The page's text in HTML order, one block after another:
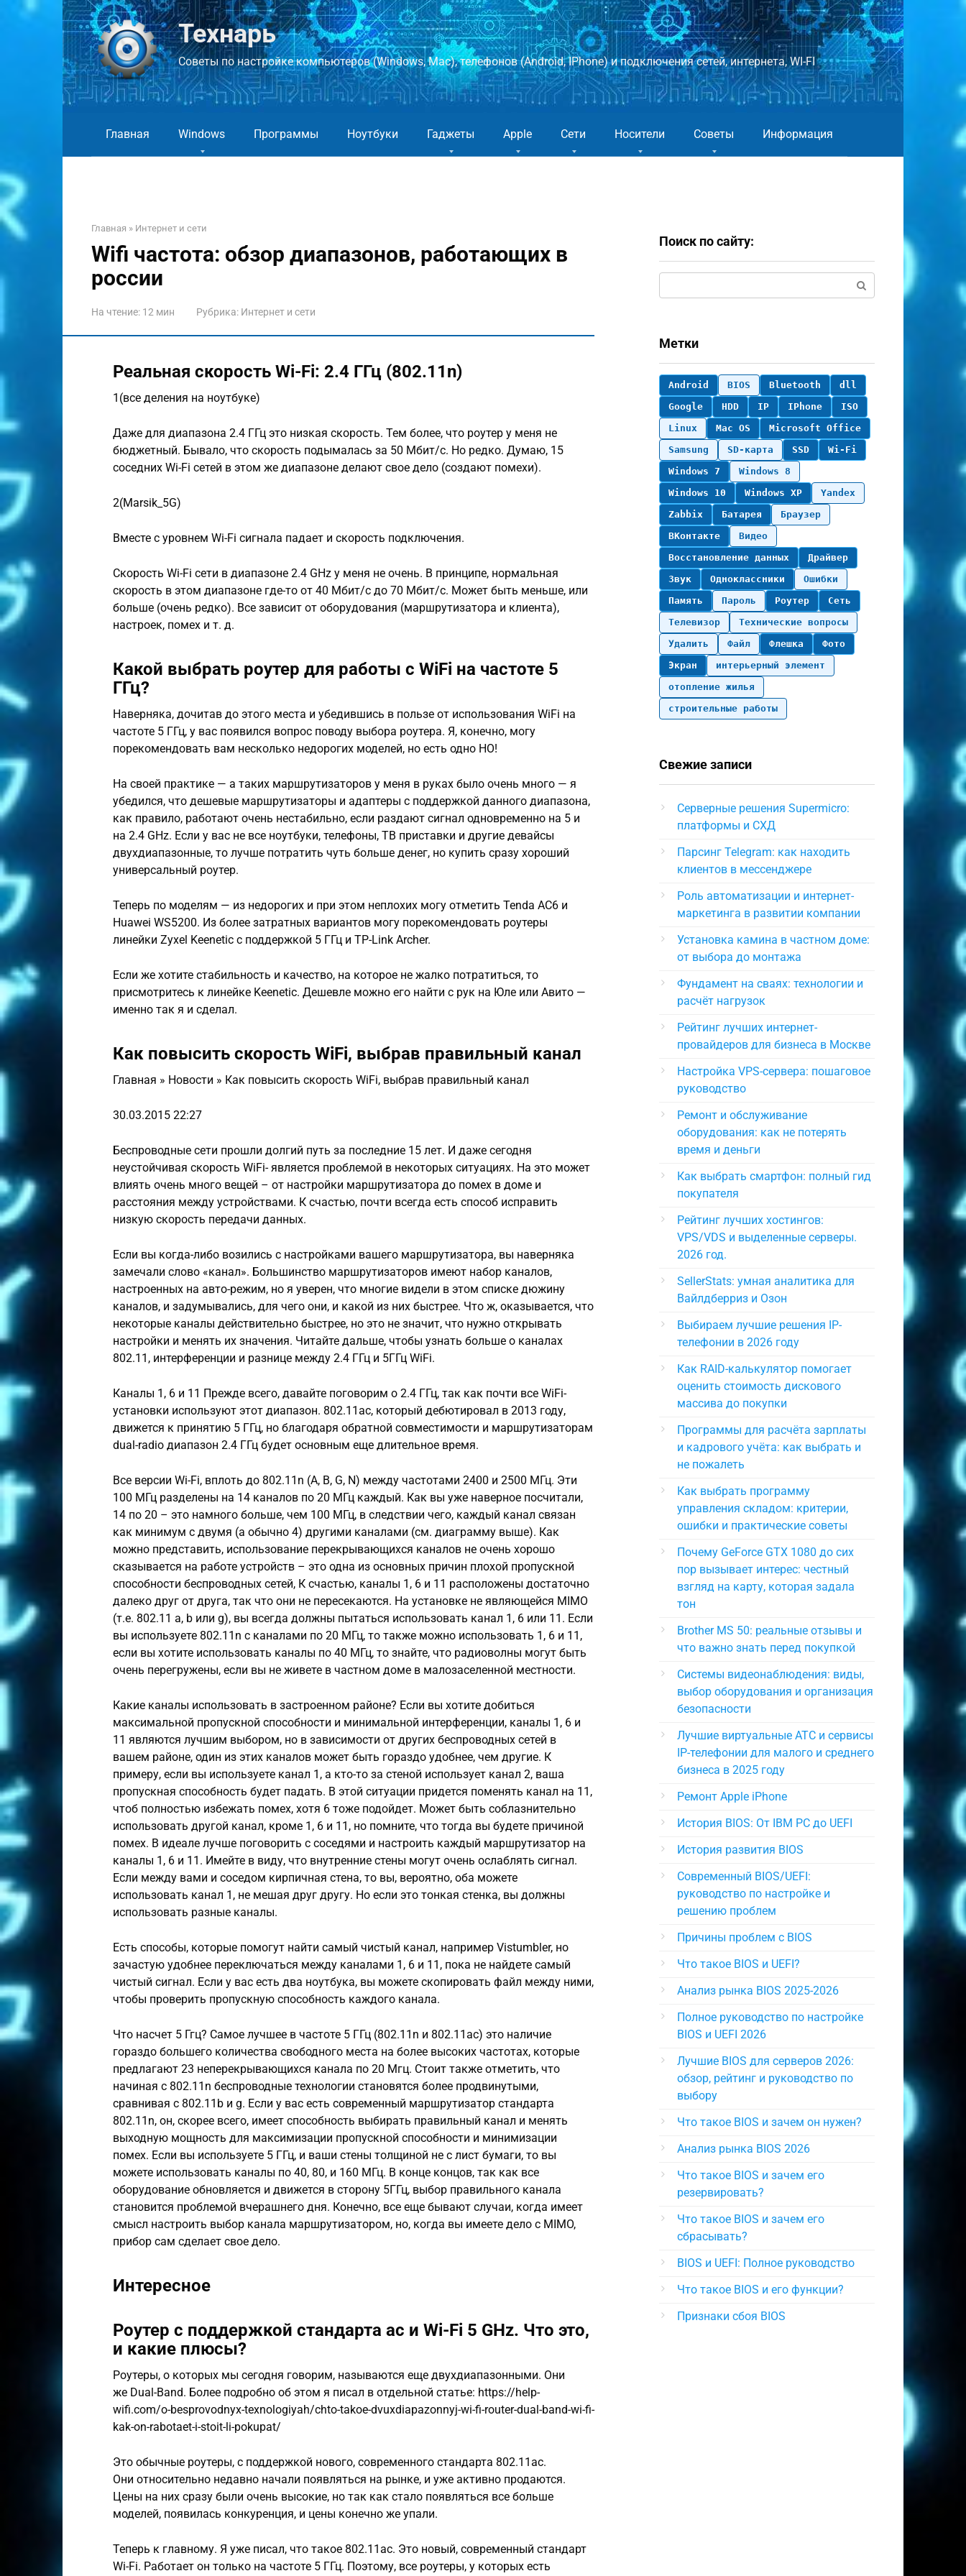
Перейти
Технарь
Советы по настройке компьютеров (Windows, Mac), телефонов (Android, IPhone) и подключения сетей, интернета, WI-FI
Главная Windows Программы Ноутбуки Гаджеты Apple Сети Носители Советы Информация
Главная » Интернет и сети
Wifi частота: обзор диапазонов, работающих в
россии
На чтение: 12 мин Рубрика: Интернет и сети
Реальная скорость Wi-Fi: 2.4 ГГц (802.11n)
1(все деления на ноутбуке)
Даже для диапазона 2.4 ГГц это низкая скорость. Тем более, что роутер у меня не
бюджетный. Бывало, что скорость подымалась за 50 Мбит/с. Но редко. Думаю, 15
соседних Wi-Fi сетей в этом же диапазоне делают свое дело (создают помехи).
2(Marsik_5G)
Вместе с уровнем Wi-Fi сигнала падает и скорость подключения.
Скорость Wi-Fi сети в диапазоне 2.4 GHz у меня не очень. В принципе, нормальная
скорость в этом диапазоне где-то от 40 Мбит/с до 70 Мбит/с. Может быть меньше, или
больше (очень редко). Все зависит от оборудования (маршрутизатора и клиента),
настроек, помех и т. д.
Какой выбрать роутер для работы с WiFi на частоте 5
ГГц?
Наверняка, дочитав до этого места и убедившись в пользе от использования WiFi на
частоте 5 ГГц, у вас появился вопрос поводу выбора роутера. Я, конечно, могу
порекомендовать вам несколько недорогих моделей, но есть одно НО!
На своей практике — а таких маршрутизаторов у меня в руках было очень много — я
убедился, что дешевые маршрутизаторы и адаптеры с поддержкой данного диапазона,
как правило, работают очень нестабильно, если раздают сигнал одновременно на 5 и
на 2.4 GHz. Если у вас не все ноутбуки, телефоны, ТВ приставки и другие девайсы
двухдиапазонные, то лучше потратить чуть больше денег, но купить сразу хороший
универсальный роутер.
Теперь по моделям — из недорогих и при этом неплохих могу отметить Tenda AC6 и
Huawei WS5200. Из более затратных вариантов могу порекомендовать роутеры
линейки Zyxel Keenetic с поддержкой 5 ГГц и TP-Link Archer.
Если же хотите стабильность и качество, на которое не жалко потратиться, то
присмотритесь к линейке Keenetic. Дешевле можно его найти с рук на Юле или Авито —
именно так я и сделал.
Как повысить скорость WiFi, выбрав правильный канал
Главная » Новости » Как повысить скорость WiFi, выбрав правильный канал
30.03.2015 22:27
Беспроводные сети прошли долгий путь за последние 15 лет. И даже сегодня
неустойчивая скорость WiFi- является проблемой в некоторых ситуациях. На это может
влиять очень много вещей – от настройки маршрутизатора до помех в доме и
расстояния между устройствами. К счастью, почти всегда есть способ исправить
низкую скорость передачи данных.
Если вы когда-либо возились с настройками вашего маршрутизатора, вы наверняка
замечали слово «канал». Большинство маршрутизаторов имеют набор каналов,
настроенных на авто-режим, но я уверен, что многие видели в этом списке дюжину
каналов, и задумывались, для чего они, и какой из них быстрее. Что ж, оказывается, что
некоторые каналы действительно быстрее, но это не значит, что нужно открывать
настройки и менять их значения. Читайте дальше, чтобы узнать больше о каналах
802.11, интерференции и разнице между 2.4 ГГц и 5ГГц WiFi.
Каналы 1, 6 и 11 Прежде всего, давайте поговорим о 2.4 ГГц, так как почти все WiFi-
установки используют этот диапазон. 802.11ac, который дебютировал в 2013 году,
движется к принятию 5 ГГц, но благодаря обратной совместимости и маршрутизаторам
dual-radio диапазон 2.4 ГГц будет основным еще длительное время.
Все версии Wi-Fi, вплоть до 802.11n (A, B, G, N) между частотами 2400 и 2500 МГц. Эти
100 МГц разделены на 14 каналов по 20 МГц каждый. Как вы уже наверное посчитали,
14 по 20 – это намного больше, чем 100 МГц, в следствии чего, каждый канал связан
как минимум с двумя (а обычно 4) другими каналами (см. диаграмму выше). Как
можно представить, использование перекрывающихся каналов не очень хорошо
сказывается на работе устройств – это одна из основных причин плохой пропускной
способности беспроводных сетей, К счастью, каналы 1, 6 и 11 расположены достаточно
далеко друг от друга, так что они не пересекаются. На установке не являющейся MIMO
(т.е. 802.11 a, b или g), вы всегда должны пытаться использовать канал 1, 6 или 11. Если
вы используете 802.11n с каналами по 20 МГц, то также можно использовать 1, 6 и 11,
если вы хотите использовать каналы по 40 МГц, то знайте, что радиоволны могут быть
очень перегружены, если вы не живете в частном доме в малозаселенной местности.
Какие каналы использовать в застроенном районе? Если вы хотите добиться
максимальной пропускной способности и минимальной интерференции, каналы 1, 6 и
11 являются лучшим выбором, но в зависимости от других беспроводных сетей в
вашем районе, один из этих каналов может быть гораздо удобнее, чем другие. К
примеру, если вы используете канал 1, а кто-то за стеной использует канал 2, ваша
пропускная способность будет падать. В этой ситуации придется поменять канал на 11,
чтоб полностью избежать помех, хотя 6 тоже подойдет. Может быть соблазнительно
использовать другой канал, кроме 1, 6 и 11, но помните, что тогда вы будете причиной
помех. В идеале лучше поговорить с соседями и настроить каждый маршрутизатор на
каналы 1, 6 и 11. Имейте в виду, что внутренние стены могут очень ослаблять сигнал.
Если между вами и соседом кирпичная стена, то вы, вероятно, оба можете
использовать канал 1, не мешая друг другу. Но если это тонкая стенка, вы должны
использовать разные каналы.
Есть способы, которые помогут найти самый чистый канал, например Vistumbler, но
зачастую удобнее переключаться между каналами 1, 6 и 11, пока не найдете самый
чистый сигнал. Если у вас есть два ноутбука, вы можете скопировать файл между ними,
чтобы проверить пропускную способность каждого канала.
Что насчет 5 Ггц? Самое лучшее в частоте 5 ГГц (802.11n и 802.11ac) это наличие
гораздо большего количества свободного места на более высоких частотах, которые
предлагают 23 неперекрывающихся канала по 20 Мгц. Стоит также отметить, что
начиная с 802.11n беспроводные технологии становятся более продвинутыми,
сравнивая с 802.11b и g. Если у вас есть современный маршрутизатор стандарта
802.11n, он, скорее всего, имеет способность выбирать правильный канал и менять
выходную мощность для максимизации пропускной способности и минимизации
помех. Если вы используете 5 ГГц, и ваши стены толщиной не с лист бумаги, то вы
можете использовать каналы по 40, 80, и 160 МГц. В конце концов, так как все
оборудование обновляется и движется в сторону 5ГГц, выбор правильного канала
становится проблемой вчерашнего дня. Конечно, все еще бывают случаи, когда имеет
смысл настроить выбор канала маршрутизатором, но, когда вы имеете дело с MIMO,
прибор сам сделает свое дело.
Интересное
Роутер с поддержкой стандарта ac и Wi-Fi 5 GHz. Что это,
и какие плюсы?
Роутеры, о которых мы сегодня говорим, называются еще двухдиапазонными. Они
же Dual-Band. Более подробно об этом я писал в отдельной статье: https://help-
wifi.com/o-besprovodnyx-texnologiyah/chto-takoe-dvuxdiapazonnyj-wi-fi-router-dual-band-wi-fi-
kak-on-rabotaet-i-stoit-li-pokupat/
Это обычные роутеры, с поддержкой нового, современного стандарта 802.11ac.
Они относительно недавно начали появляться на рынке, и уже активно продаются.
Цены на них сразу были очень высокие, но так как стало появляться все больше
моделей, появилась конкуренция, и цены конечно же упали.
Теперь к главному. Я уже писал, что такое 802.11ac. Это новый, современный стандарт
Wi-Fi. Работает он только на частоте 5 ГГц. Поэтому, все роутеры, у которых есть
Поиск по сайту:
Метки
Android BIOS Bluetooth
dll
Google
HDD IP IPhone
ISO
Linux
Mac OS
Microsoft Office
Samsung
SD-карта SSD
Wi-Fi
Windows 7
Windows 8
Windows 10
Windows XP
Yandex
Zabbix
Батарея
Браузер
ВКонтакте
Видео
Восстановление данных
Драйвер
Звук
Одноклассники
Ошибки
Память
Пароль Роутер
Сеть
Телевизор
Технические вопросы
Удалить
Файл Флешка
Фото
Экран
интерьерный элемент
отопление жилья
строительные работы
Свежие записи
Серверные решения Supermicro:
платформы и СХД
Парсинг Telegram: как находить
клиентов в мессенджере
Роль автоматизации и интернет-
маркетинга в развитии компании
Установка камина в частном доме:
от выбора до монтажа
Фундамент на сваях: технологии и
расчёт нагрузок
Рейтинг лучших интернет-
провайдеров для бизнеса в Москве
Настройка VPS-сервера: пошаговое
руководство
Ремонт и обслуживание
оборудования: как не потерять
время и деньги
Как выбрать смартфон: полный гид
покупателя
Рейтинг лучших хостингов:
VPS/VDS и выделенные серверы.
2026 год.
SellerStats: умная аналитика для
Вайлдберриз и Озон
Выбираем лучшие решения IP-
телефонии в 2026 году
Как RAID-калькулятор помогает
оценить стоимость дискового
массива до покупки
Программы для расчёта зарплаты
и кадрового учёта: как выбрать и
не пожалеть
Как выбрать программу
управления складом: критерии,
ошибки и практические советы
Почему GeForce GTX 1080 до сих
пор вызывает интерес: честный
взгляд на карту, которая задала
тон
Brother MS 50: реальные отзывы и
что важно знать перед покупкой
Системы видеонаблюдения: виды,
выбор оборудования и организация
безопасности
Лучшие виртуальные АТС и сервисы
IP-телефонии для малого и среднего
бизнеса в 2025 году
Ремонт Apple iPhone
История BIOS: От IBM PC до UEFI
История развития BIOS
Современный BIOS/UEFI:
руководство по настройке и
решению проблем
Причины проблем с BIOS
Что такое BIOS и UEFI?
Анализ рынка BIOS 2025-2026
Полное руководство по настройке
BIOS и UEFI 2026
Лучшие BIOS для серверов 2026:
обзор, рейтинг и руководство по
выбору
Что такое BIOS и зачем он нужен?
Анализ рынка BIOS 2026
Что такое BIOS и зачем его
резервировать?
Что такое BIOS и зачем его
сбрасывать?
BIOS и UEFI: Полное руководство
Что такое BIOS и его функции?
Признаки сбоя BIOS